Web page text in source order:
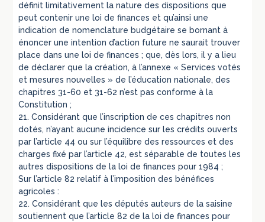
définit limitativement la nature des dispositions que
peut contenir une loi de finances et qu’ainsi une
indication de nomenclature budgétaire se bornant à
énoncer une intention d’action future ne saurait trouver
place dans une loi de finances ; que, dès lors, il y a lieu
de déclarer que la création, à l’annexe « Services votés
et mesures nouvelles » de l’éducation nationale, des
chapitres 31-60 et 31-62 n’est pas conforme à la
Constitution ;
21. Considérant que l’inscription de ces chapitres non
dotés, n’ayant aucune incidence sur les crédits ouverts
par l’article 44 ou sur l’équilibre des ressources et des
charges fixé par l’article 42, est séparable de toutes les
autres dispositions de la loi de finances pour 1984 ;
Sur l’article 82 relatif à l’imposition des bénéfices
agricoles :
22. Considérant que les députés auteurs de la saisine
soutiennent que l’article 82 de la loi de finances pour